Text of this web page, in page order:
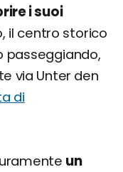
i suoi
il centro storico
passeggiando,
via Unter den
di
un